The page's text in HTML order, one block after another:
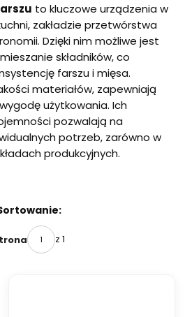
to kluczowe urządzenia w
zakładzie przetwórstwa
Dzięki nim możliwe jest
składników, co
farszu i mięsa.
materiałów, zapewniają
użytkowania. Ich
pozwalają na
potrzeb, zarówno w
produkcyjnych.
z 1